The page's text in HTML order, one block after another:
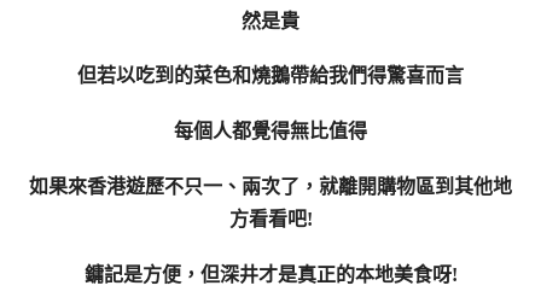
然是貴
但若以吃到的菜色和燒鵝帶給我們得驚喜而言
每個人都覺得無比值得
如果來香港遊歷不只一、兩次了，就離開購物區到其他地
方看看吧!
鏞記是方便，但深井才是真正的本地美食呀!